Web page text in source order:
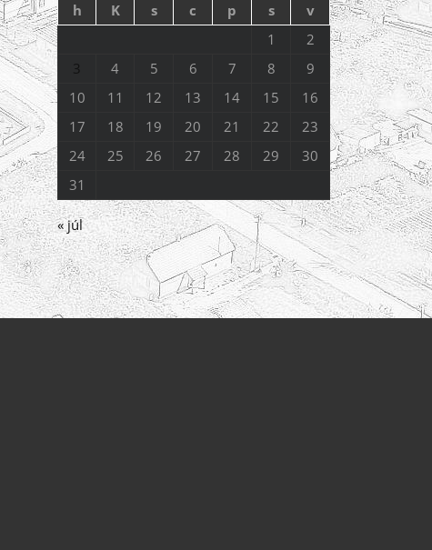
h
K s c p s
v
1
2
3
4 5 6 7 8
9
10
11 12 13 14 15
16
17
18 19 20 21 22
23
24
25 26 27 28 29
30
31
« júl